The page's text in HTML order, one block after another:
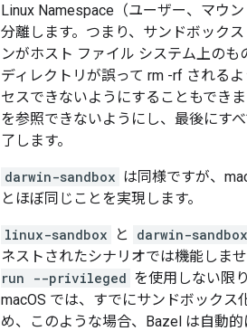
Linux Namespace（ユーザー、マウ
分離します。つまり、サンドボック
ンがホスト ファイル システム上の
ディレクトリが誤って rm -rf される
セスできないようにすることもできま
を参照できないようにし、最後にす
了します。
darwin-sandbox は同様ですが、
とほぼ同じことを実現します。
linux-sandbox と darwin-sandbox
ネストされたシナリオでは機能しま
run --privileged を使用しない限
macOS では、すでにサンドボックス
め、このような場合、Bazel は自動的